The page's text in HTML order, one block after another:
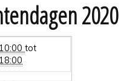
2020
tot